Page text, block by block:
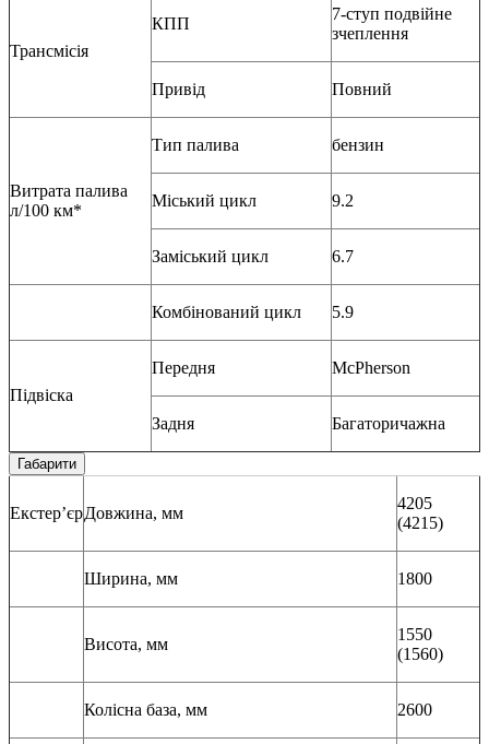
Трансмісія
КПП
7-ступ подвійне
зчеплення
Привід Повний
Витрата палива
л/100 км*
Тип палива бензин
Міський цикл 9.2
Заміський цикл 6.7
Комбінований цикл 5.9
Підвіска
Передня McPherson
Задня Багаторичажна
Габарити
Екстер’єрДовжина, мм
4205
(4215)
Ширина, мм 1800
Висота, мм
1550
(1560)
Колісна база, мм 2600